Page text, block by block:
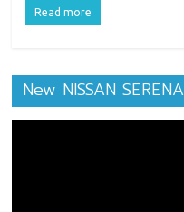
Read more
New NISSAN SERENA